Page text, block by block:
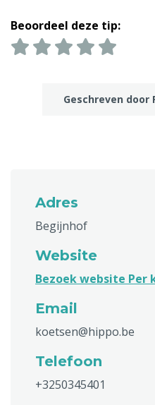
Beoordeel deze tip:
Geschreven door
Adres
Begijnhof
Website
Bezoek website Per
Email
koetsen@hippo.be
Telefoon
+3250345401